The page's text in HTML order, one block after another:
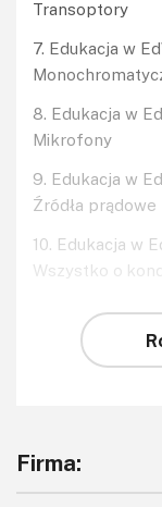
Transoptory
7. Edukacja w
8. Edukacja w
Mikrofony
9. Edukacja w
Źródła prądowe
10. Edukacja w
Wszystko o
Firma: